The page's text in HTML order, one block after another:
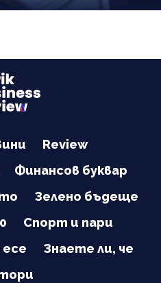
Review
Финансов буквар
Зелено бъдеще
Спорт и пари
Знаете ли, че